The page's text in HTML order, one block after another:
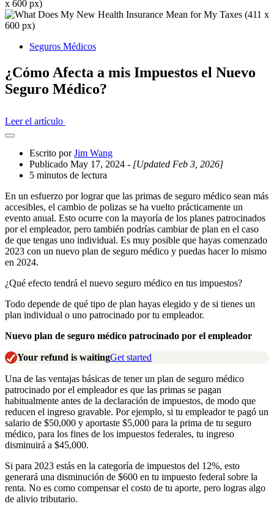
Seguros Médicos
¿Cómo Afecta a mis Impuestos el Nuevo
Seguro Médico?
Leer el artículo
Abrir
cajón
compartido
Escrito porJim Wang
Publicado May 17, 2024 - [Updated Feb 3, 2026]
5 minutos de lectura
En un esfuerzo por lograr que las primas de seguro médico sean más
accesibles, el cambio de polizas se ha vuelto prácticamente un
evento anual. Esto ocurre con la mayoría de los planes patrocinados
por el empleador, pero también podrías cambiar de plan en el caso
de que tengas uno individual. Es muy posible que hayas comenzado
2023 con un nuevo plan de seguro médico y puedas hacer lo mismo
en 2024.
¿Qué efecto tendrá el nuevo seguro médico en tus impuestos?
Todo depende de qué tipo de plan hayas elegido y de si tienes un
plan individual o uno patrocinado por tu empleador.
Nuevo plan de seguro médico patrocinado por el empleador
Your refund is waitingGet started
Una de las ventajas básicas de tener un plan de seguro médico
patrocinado por el empleador es que las primas se pagan
habitualmente antes de la declaración de impuestos, de modo que
reducen el ingreso gravable. Por ejemplo, si tu empleador te pagó un
salario de $50,000 y aportaste $5,000 para la prima de tu seguro
médico, para los fines de los impuestos federales, tu ingreso
disminuirá a $45,000.
Si para 2023 estás en la categoría de impuestos del 12%, esto
generará una disminución de $600 en tu impuesto federal sobre la
renta. No es como compensar el costo de tu aporte, pero logras algo
de alivio tributario.